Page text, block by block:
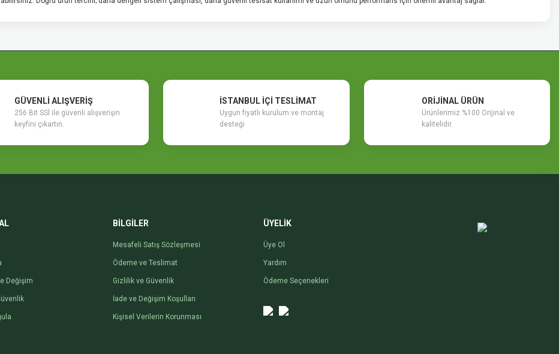
GÜVENLİ ALIŞVERİŞ
256 Bit SSl ile güvenli alışverişin
keyfini çıkartın.
İSTANBUL İÇİ TESLİMAT
Uygun fiyatlı kurulum ve montaj
desteği
ORİJİNAL ÜRÜN
Ürünlerimiz %100 Orijinal ve
kalitelidir.
Değişim
BİLGİLER
Mesafeli Satış Sözleşmesi
Ödeme ve Teslimat
Gizlilik ve Güvenlik
İade ve Değişim Koşulları
Kişisel Verilerin Korunması
ÜYELİK
Üye Ol
Yardım
Ödeme Seçenekleri